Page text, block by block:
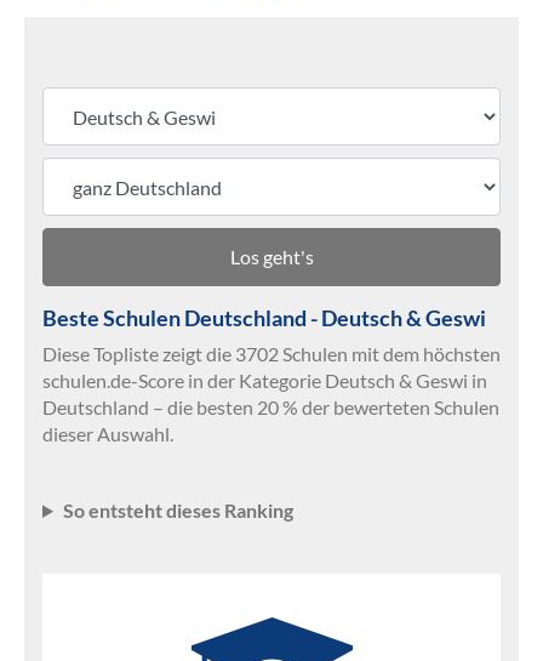
Los geht's
Beste Schulen Deutschland - Deutsch & Geswi
Diese Topliste zeigt die 3702 Schulen mit dem höchsten
schulen.de-Score in der Kategorie Deutsch & Geswi in
Deutschland – die besten 20 % der bewerteten Schulen
dieser Auswahl.
So entsteht dieses Ranking